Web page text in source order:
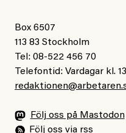
Box 6507
113 83 Stockholm
Tel: 08-522 456 70
Telefontid: Vardagar kl.
Följ oss på Mastodon
Följ oss via rss